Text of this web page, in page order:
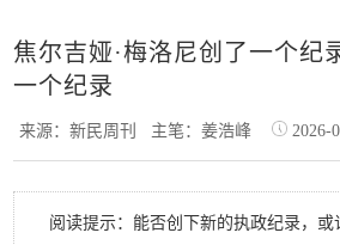
焦尔吉娅·梅洛尼创了一个纪
一个纪录
来源：新民周刊 主笔：姜浩峰 2026-
阅读提示：能否创下新的执政纪录，